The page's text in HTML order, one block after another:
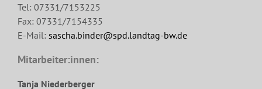
Tel: 07331/7153225
Fax: 07331/7154335
E-Mail: sascha.binder@spd.landtag-bw.de
Mitarbeiter:innen:
Tanja Niederberger